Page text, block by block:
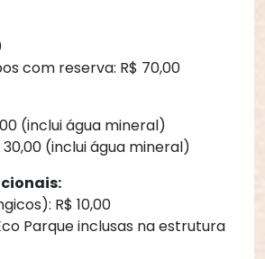
com reserva: R$ 70,00
(inclui água mineral)
30,00 (inclui água mineral)
R$ 10,00
Parque inclusas na estrutura